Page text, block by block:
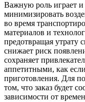
Важную роль играет и
минимизировать
во время
материалов и
предотвращая утрату
снижает риск
сохраняет
аппетитными, как
приготовления. Для
том, что заказ будет
зависимости от